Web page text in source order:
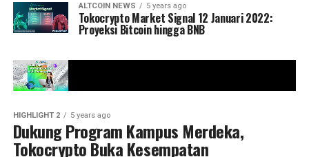
ALTCOIN NEWS 5 years ago
Tokocrypto Market Signal 12 Januari 2022:
Proyeksi Bitcoin hingga BNB
HIGHLIGHT 2 5 years ago
Dukung Program Kampus Merdeka,
Tokocrypto Buka Kesempatan